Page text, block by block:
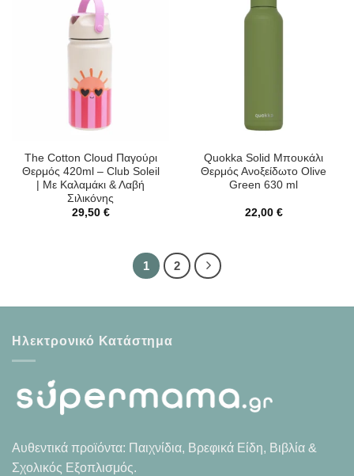
The Cotton Cloud Παγούρι
Θερμός 420ml – Club Soleil
| Με Καλαμάκι & Λαβή
Σιλικόνης
29,50 €
Quokka Solid Μπουκάλι
Θερμός Ανοξείδωτο Olive
Green 630 ml
22,00 €
1 2
Ηλεκτρονικό Κατάστημα
Αυθεντικά προϊόντα: Παιχνίδια, Βρεφικά Είδη, Βιβλία &
Σχολικός Εξοπλισμός.